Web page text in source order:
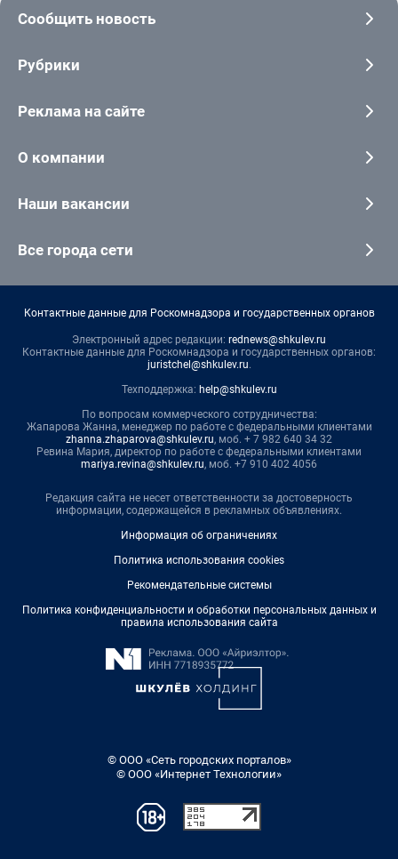
Сообщить новость
Рубрики
Реклама на сайте
О компании
Наши вакансии
Все города сети
Контактные данные для Роскомнадзора и государственных органов
Электронный адрес редакции: rednews@shkulev.ru
Контактные данные для Роскомнадзора и государственных органов:
juristchel@shkulev.ru.
Техподдержка: help@shkulev.ru
По вопросам коммерческого сотрудничества:
Жапарова Жанна, менеджер по работе с федеральными клиентами
zhanna.zhaparova@shkulev.ru, моб. + 7 982 640 34 32
Ревина Мария, директор по работе с федеральными клиентами
mariya.revina@shkulev.ru, моб. +7 910 402 4056
Редакция сайта не несет ответственности за достоверность
информации, содержащейся в рекламных объявлениях.
Информация об ограничениях
Политика использования cookies
Рекомендательные системы
Политика конфиденциальности и обработки персональных данных и
правила использования сайта
© ООО «Сеть городских порталов»
© ООО «Интернет Технологии»